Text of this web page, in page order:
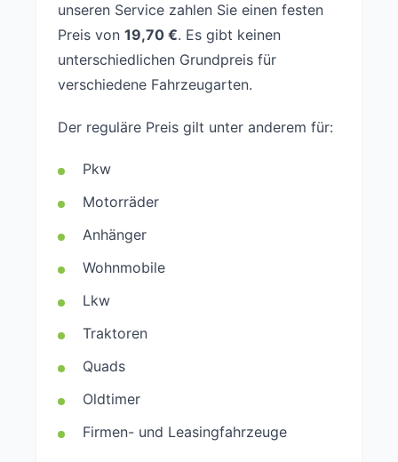
unseren Service zahlen Sie einen festen
Preis von 19,70 €. Es gibt keinen
unterschiedlichen Grundpreis für
verschiedene Fahrzeugarten.
Der reguläre Preis gilt unter anderem für:
Pkw
Motorräder
Anhänger
Wohnmobile
Lkw
Traktoren
Quads
Oldtimer
Firmen- und Leasingfahrzeuge